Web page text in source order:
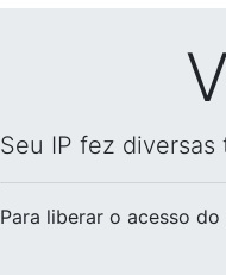
Seu IP fez
Para liberar o acesso do